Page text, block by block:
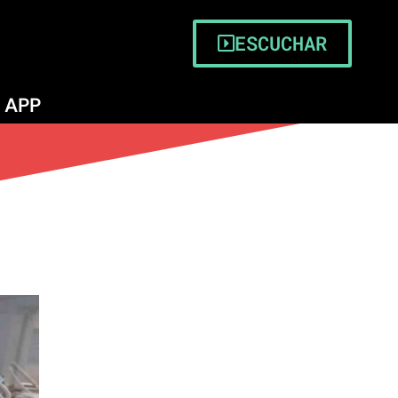
ESCUCHAR
APP